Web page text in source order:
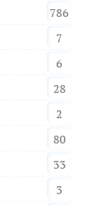
786
7
6
28
2
80
33
3